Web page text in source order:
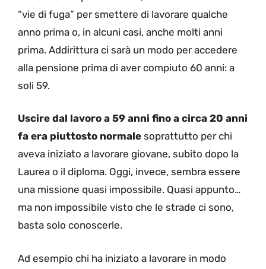
“vie di fuga” per smettere di lavorare qualche
anno prima o, in alcuni casi, anche molti anni
prima. Addirittura ci sarà un modo per accedere
alla pensione prima di aver compiuto 60 anni: a
soli 59.
Uscire dal lavoro a 59 anni fino a circa 20 anni
fa era piuttosto normale soprattutto per chi
aveva iniziato a lavorare giovane, subito dopo la
Laurea o il diploma. Oggi, invece, sembra essere
una missione quasi impossibile. Quasi appunto…
ma non impossibile visto che le strade ci sono,
basta solo conoscerle.
Ad esempio chi ha iniziato a lavorare in modo